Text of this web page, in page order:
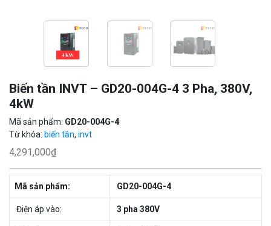
Biến tần INVT – GD20-004G-4 3 Pha, 380V,
4kW
Mã sản phẩm: GD20-004G-4
Từ khóa: biến tần, invt
4,291,000₫
Mã sản phẩm: GD20-004G-4
Điện áp vào: 3 pha 380V